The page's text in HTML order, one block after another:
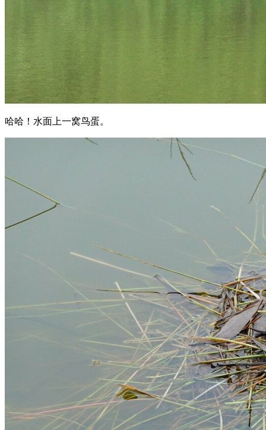
哈哈！水面上一窝鸟蛋。